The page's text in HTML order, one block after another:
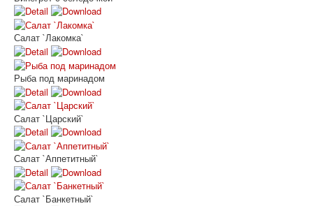
Салат `Лакомка`
Рыба под маринадом
Салат `Царский`
Салат `Аппетитный`
Салат `Банкетный`